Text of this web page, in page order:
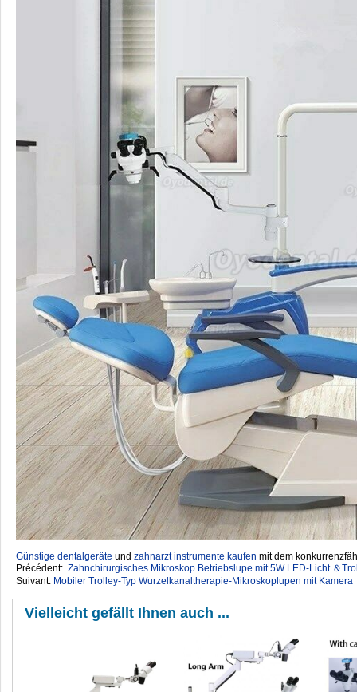
Günstige dentalgeräte ‎ und zahnarzt instrumente kaufen mit dem
Précédent: Zahnchirurgisches Mikroskop Betriebslupe mit 5W LED-Licht ＆
Suivant: Mobiler Trolley-Typ Wurzelkanaltherapie-Mikroskoplupen mit Kamera
Vielleicht gefällt Ihnen auch ...